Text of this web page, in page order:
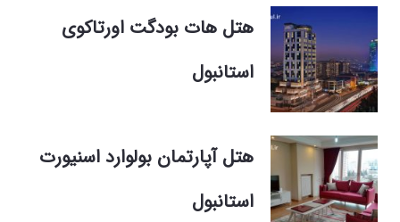
هتل هات بودگت اورتاکوی
استانبول
هتل آپارتمان بولوارد اسنیورت
استانبول